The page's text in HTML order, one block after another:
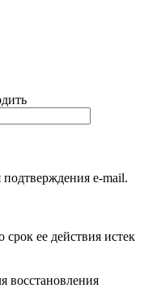
e-mail.
ее действия истек
восстановления